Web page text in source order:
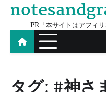
Skip
contentPR「本サイトはアフィ